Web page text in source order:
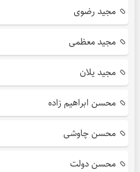
مجید رضوی
مجید معظمی
مجید یلان
محسن ابراهیم زاده
محسن چاوشی
محسن دولت